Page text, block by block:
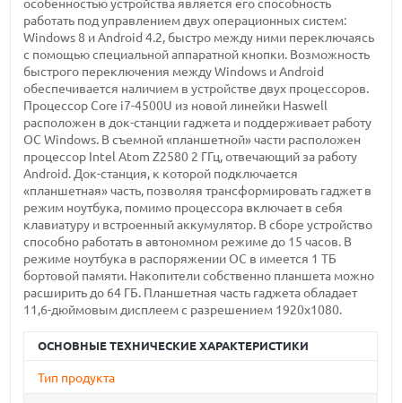
особенностью устройства является его способность
работать под управлением двух операционных систем:
Windows 8 и Android 4.2, быстро между ними переключаясь
с помощью специальной аппаратной кнопки. Возможность
быстрого переключения между Windows и Android
обеспечивается наличием в устройстве двух процессоров.
Процессор Core i7-4500U из новой линейки Haswell
расположен в док-станции гаджета и поддерживает работу
ОС Windows. В съемной «планшетной» части расположен
процессор Intel Atom Z2580 2 ГГц, отвечающий за работу
Android. Док-станция, к которой подключается
«планшетная» часть, позволяя трансформировать гаджет в
режим ноутбука, помимо процессора включает в себя
клавиатуру и встроенный аккумулятор. В сборе устройство
способно работать в автономном режиме до 15 часов. В
режиме ноутбука в распоряжении ОС в имеется 1 ТБ
бортовой памяти. Накопители собственно планшета можно
расширить до 64 ГБ. Планшетная часть гаджета обладает
11,6-дюймовым дисплеем с разрешением 1920x1080.
ОСНОВНЫЕ ТЕХНИЧЕСКИЕ ХАРАКТЕРИСТИКИ
Тип продукта